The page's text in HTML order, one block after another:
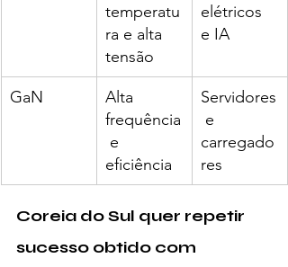
temperatu
ra e alta
tensão
elétricos
e IA
GaN
Alta
frequência
e
eficiência
Servidores
e
carregado
res
Coreia do Sul quer repetir
sucesso obtido com